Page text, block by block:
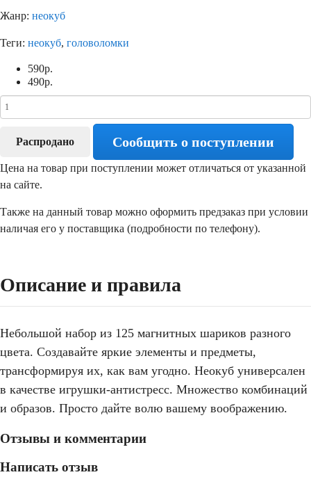
Жанр: неокуб
Теги: неокуб, головоломки
590р.
490р.
Распродано Сообщить о поступлении
Цена на товар при поступлении может отличаться от указанной
на сайте.
Также на данный товар можно оформить предзаказ при условии
наличая его у поставщика (подробности по телефону).
Описание и правила
Небольшой набор из 125 магнитных шариков разного
цвета. Создавайте яркие элементы и предметы,
трансформируя их, как вам угодно. Неокуб универсален
в качестве игрушки-антистресс. Множество комбинаций
и образов. Просто дайте волю вашему воображению.
Отзывы и комментарии
Написать отзыв